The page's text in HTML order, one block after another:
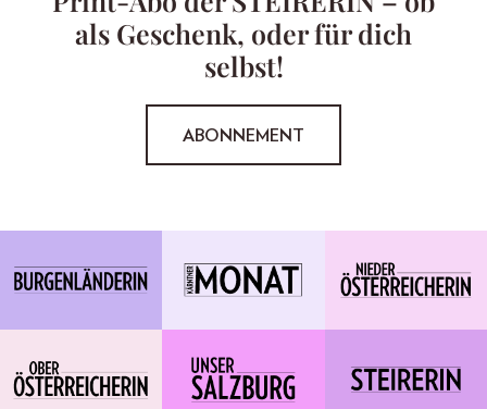
als Geschenk, oder für dich
selbst!
ABONNEMENT